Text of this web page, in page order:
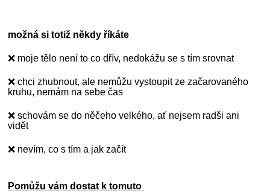
možná si totiž někdy říkáte
❌ moje tělo není to co dřív, nedokážu se s tím srovnat
❌ chci zhubnout, ale nemůžu vystoupit ze začarovaného
kruhu, nemám na sebe čas
❌ schovám se do něčeho velkého, ať nejsem radši ani
vidět
❌ nevím, co s tím a jak začít
Pomůžu vám dostat k tomuto